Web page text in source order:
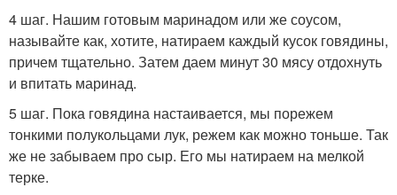
4 шаг. Нашим готовым маринадом или же соусом,
называйте как, хотите, натираем каждый кусок говядины,
причем тщательно. Затем даем минут 30 мясу отдохнуть
и впитать маринад.
5 шаг. Пока говядина настаивается, мы порежем
тонкими полукольцами лук, режем как можно тоньше. Так
же не забываем про сыр. Его мы натираем на мелкой
терке.